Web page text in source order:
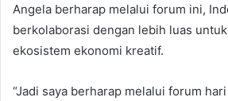
Angela berharap melalui forum ini,
berkolaborasi dengan lebih luas
ekosistem ekonomi kreatif.
“Jadi saya berharap melalui forum